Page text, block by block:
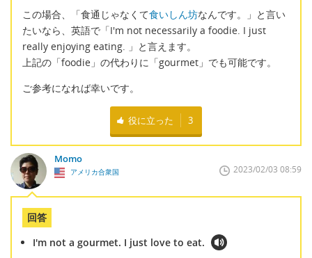
この場合、「食通じゃなくて食いしん坊なんです。」と言い
たいなら、英語で「I'm not necessarily a foodie. I just
really enjoying eating. 」と言えます。
上記の「foodie」の代わりに「gourmet」でも可能です。
ご参考になれば幸いです。
役に立った 3
Momo
アメリカ合衆国 2023/02/03 08:59
回答
I'm not a gourmet. I just love to eat.